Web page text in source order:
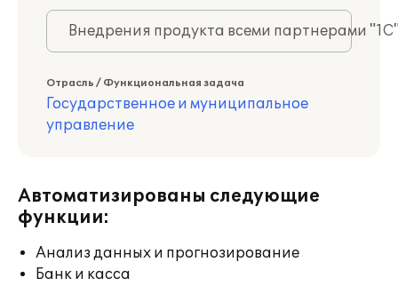
Внедрения продукта всеми партнерами
Отрасль / Функциональная задача
Государственное и муниципальное
управление
Автоматизированы следующие
функции:
Анализ данных и прогнозирование
Банк и касса